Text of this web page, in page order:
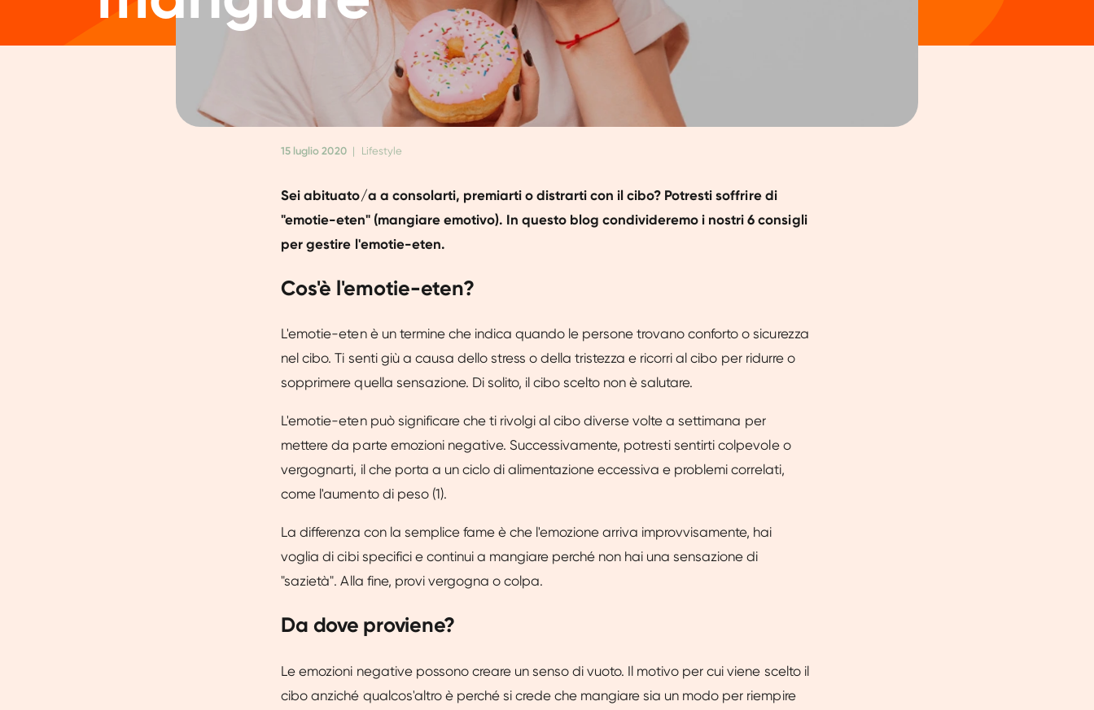
15 luglio 2020 | Lifestyle
Sei abituato/a a consolarti, premiarti o distrarti con il cibo? Potresti soffrire di
"emotie-eten" (mangiare emotivo). In questo blog condivideremo i nostri 6 consigli
per gestire l'emotie-eten.
Cos'è l'emotie-eten?
L'emotie-eten è un termine che indica quando le persone trovano conforto o sicurezza
nel cibo. Ti senti giù a causa dello stress o della tristezza e ricorri al cibo per ridurre o
sopprimere quella sensazione. Di solito, il cibo scelto non è salutare.
L'emotie-eten può significare che ti rivolgi al cibo diverse volte a settimana per
mettere da parte emozioni negative. Successivamente, potresti sentirti colpevole o
vergognarti, il che porta a un ciclo di alimentazione eccessiva e problemi correlati,
come l'aumento di peso (1).
La differenza con la semplice fame è che l'emozione arriva improvvisamente, hai
voglia di cibi specifici e continui a mangiare perché non hai una sensazione di
"sazietà". Alla fine, provi vergogna o colpa.
Da dove proviene?
Le emozioni negative possono creare un senso di vuoto. Il motivo per cui viene scelto il
cibo anziché qualcos'altro è perché si crede che mangiare sia un modo per riempire